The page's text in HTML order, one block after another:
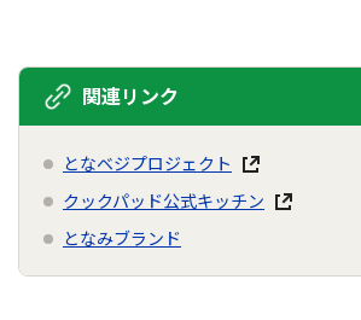
関連リンク
となベジプロジェクト
クックパッド公式キッチン
となみブランド